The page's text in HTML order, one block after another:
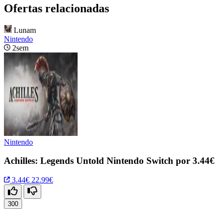
Ofertas relacionadas
Lunam
Nintendo
2sem
Nintendo
Achilles: Legends Untold Nintendo Switch por 3.44€
3.44€ 22.99€
300